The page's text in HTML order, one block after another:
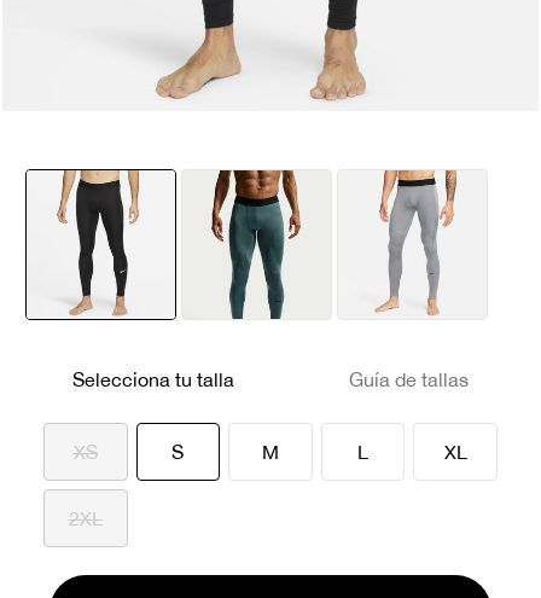
Selecciona tu talla Guía de tallas
XS Sseleccionado
M L XL
2XL